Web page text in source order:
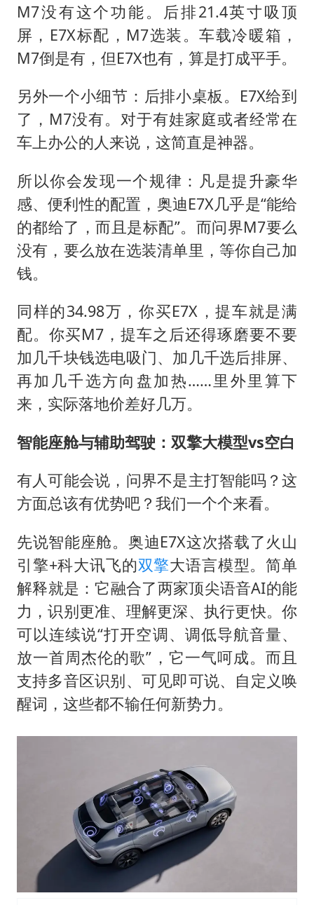
M7没有这个功能。后排21.4英寸吸顶
屏，E7X标配，M7选装。车载冷暖箱，
M7倒是有，但E7X也有，算是打成平手。
另外一个小细节：后排小桌板。E7X给到
了，M7没有。对于有娃家庭或者经常在
车上办公的人来说，这简直是神器。
所以你会发现一个规律：凡是提升豪华
感、便利性的配置，奥迪E7X几乎是“能给
的都给了，而且是标配”。而问界M7要么
没有，要么放在选装清单里，等你自己加
钱。
同样的34.98万，你买E7X，提车就是满
配。你买M7，提车之后还得琢磨要不要
加几千块钱选电吸门、加几千选后排屏、
再加几千选方向盘加热……里外里算下
来，实际落地价差好几万。
智能座舱与辅助驾驶：双擎大模型vs空白
有人可能会说，问界不是主打智能吗？这
方面总该有优势吧？我们一个个来看。
先说智能座舱。奥迪E7X这次搭载了火山
引擎+科大讯飞的双擎大语言模型。简单
解释就是：它融合了两家顶尖语音AI的能
力，识别更准、理解更深、执行更快。你
可以连续说“打开空调、调低导航音量、
放一首周杰伦的歌”，它一气呵成。而且
支持多音区识别、可见即可说、自定义唤
醒词，这些都不输任何新势力。